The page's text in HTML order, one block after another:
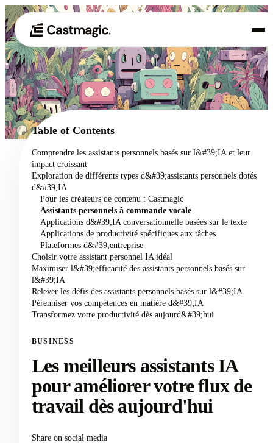
01 Produit
02 Cas d'utilisation
Tarification
À propos de nous
Table of Contents
Comprendre les assistants personnels basés sur l&#39;IA et leur
impact croissant
Exploration de différents types d&#39;assistants personnels dotés
d&#39;IA
Pour les créateurs de contenu : Castmagic
Assistants personnels à commande vocale
Applications d&#39;IA conversationnelle basées sur le texte
Applications de productivité spécifiques aux tâches
Plateformes d&#39;entreprise
Choisir votre assistant personnel IA idéal
Maximiser l&#39;efficacité des assistants personnels basés sur
l&#39;IA
Relever les défis des assistants personnels basés sur l&#39;IA
Pérenniser vos compétences en matière d&#39;IA
Transformez votre productivité dès aujourd&#39;hui
BUSINESS
Les meilleurs assistants IA
pour améliorer votre flux de
travail dès aujourd'hui
Share on social media